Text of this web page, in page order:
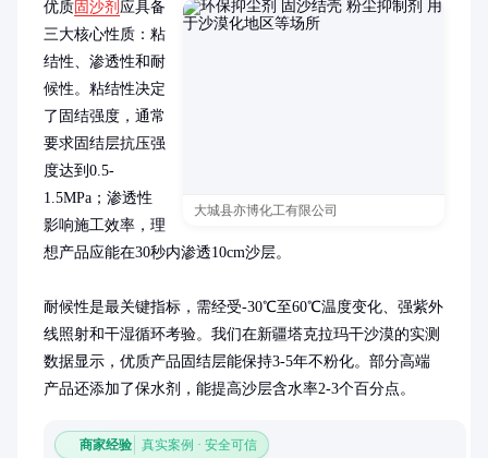
大城县亦博化工有限公司
优质固沙剂 应具备
三大核心性质：粘
结性、渗透性和耐
候性。粘结性决定
了固结强度，通常
要求固结层抗压强
度达到0.5-
1.5MPa；渗透性
影响施工效率，理
想产品应能在30秒内渗透10cm沙层。
耐候性是最关键指标，需经受-30℃至60℃温度变化、强紫外
线照射和干湿循环考验。我们在新疆塔克拉玛干沙漠的实测
数据显示，优质产品固结层能保持3-5年不粉化。部分高端
产品还添加了保水剂，能提高沙层含水率2-3个百分点。
商家经验 真实案例 · 安全可信